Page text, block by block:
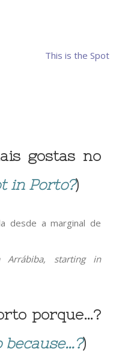
gostas no
in Porto?)
desde a marginal de
starting in
porque…?
)